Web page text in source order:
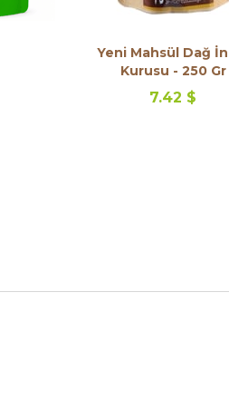
Yeni Mahsül Dağ
Kurusu - 250 Gr
7.42 $